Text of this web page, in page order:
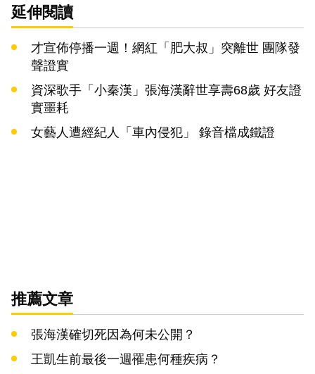
延伸閱讀
才宣佈停播一週！網紅「肥大叔」突離世 團隊發
聲證實
資深歌手「小秦漢」張海漢辭世享壽68歲 好友證
實噩耗
女藝人遭經紀人「車內侵犯」 錄音檔成鐵證
推薦文章
張海漢確切死因為何未公開？
王凱生前最後一週罹患何種疾病？